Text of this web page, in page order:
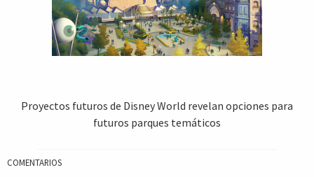
Proyectos futuros de Disney World revelan opciones para
futuros parques temáticos
COMENTARIOS